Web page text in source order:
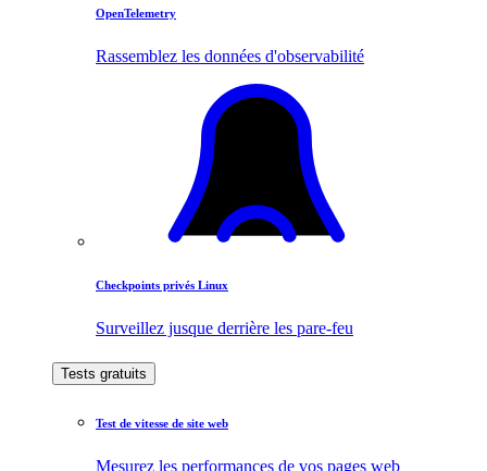
OpenTelemetry
Rassemblez les données d'observabilité
Checkpoints privés Linux
Surveillez jusque derrière les pare-feu
Tests gratuits
Test de vitesse de site web
Mesurez les performances de vos pages web